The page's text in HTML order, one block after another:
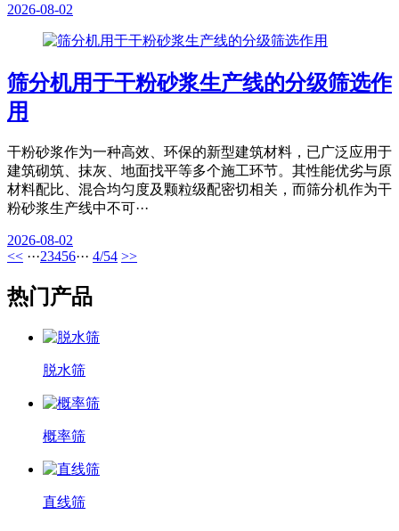
2026-08-02
筛分机用于干粉砂浆生产线的分级筛选作
用
干粉砂浆作为一种高效、环保的新型建筑材料，已广泛应用于
建筑砌筑、抹灰、地面找平等多个施工环节。其性能优劣与原
材料配比、混合均匀度及颗粒级配密切相关，而筛分机作为干
粉砂浆生产线中不可···
2026-08-02
<< ···23456··· 4/54 >>
热门产品
脱水筛
概率筛
直线筛